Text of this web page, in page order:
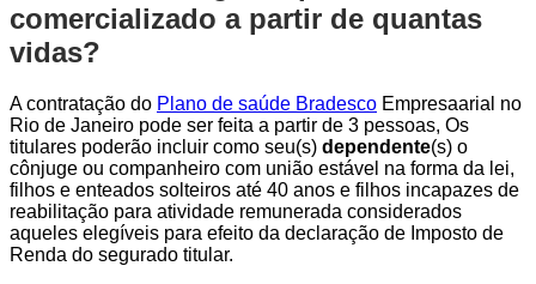
comercializado a partir de quantas
vidas?
A contratação do Plano de saúde Bradesco Empresaarial no
Rio de Janeiro pode ser feita a partir de 3 pessoas, Os
titulares poderão incluir como seu(s) dependente(s) o
cônjuge ou companheiro com união estável na forma da lei,
filhos e enteados solteiros até 40 anos e filhos incapazes de
reabilitação para atividade remunerada considerados
aqueles elegíveis para efeito da declaração de Imposto de
Renda do segurado titular.